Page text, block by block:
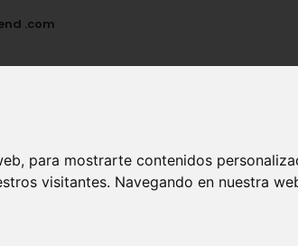
para mostrarte contenidos
visitantes. Navegando en nuestra
.com
EVENTOS CONTACTO